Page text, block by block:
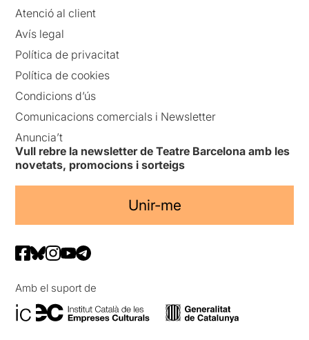
Atenció al client
Avís legal
Política de privacitat
Política de cookies
Condicions d’ús
Comunicacions comercials i Newsletter
Anuncia’t
Vull rebre la newsletter de Teatre Barcelona amb les
novetats, promocions i sorteigs
Unir-me
Amb el suport de